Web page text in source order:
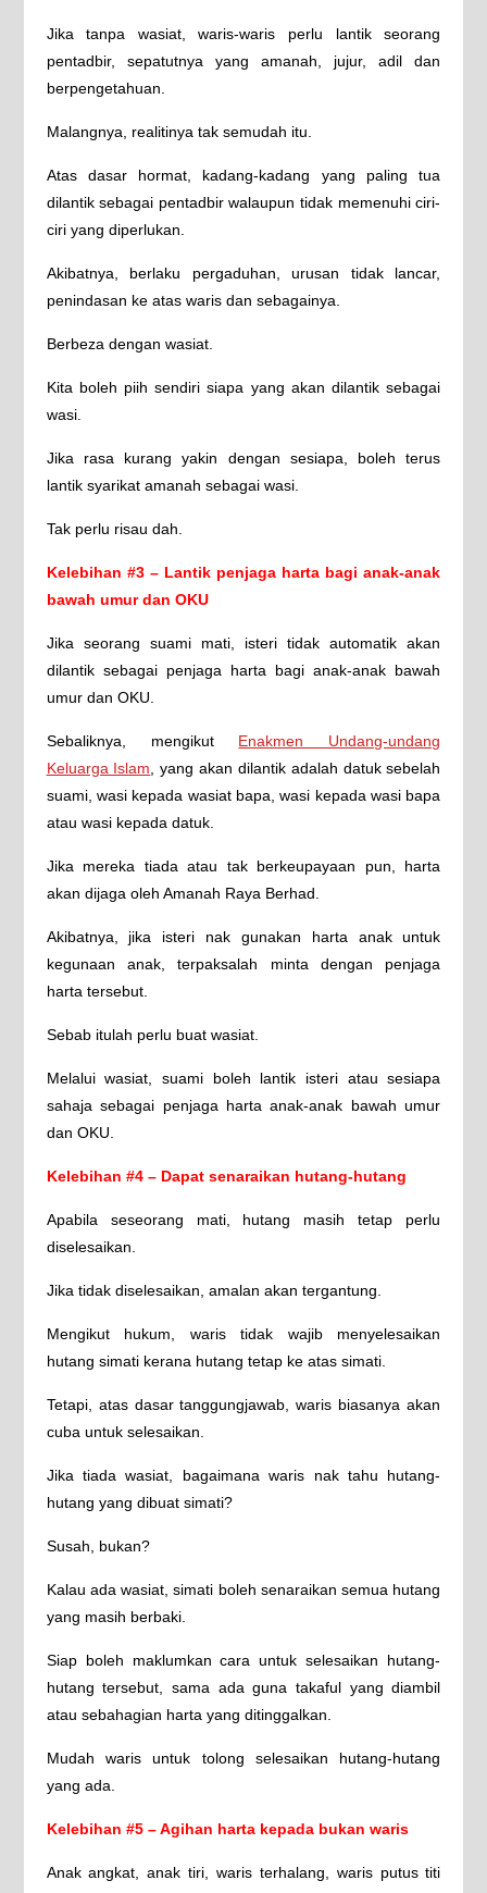
Jika tanpa wasiat, waris-waris perlu lantik seorang
pentadbir, sepatutnya yang amanah, jujur, adil dan
berpengetahuan.
Malangnya, realitinya tak semudah itu.
Atas dasar hormat, kadang-kadang yang paling tua
dilantik sebagai pentadbir walaupun tidak memenuhi ciri-
ciri yang diperlukan.
Akibatnya, berlaku pergaduhan, urusan tidak lancar,
penindasan ke atas waris dan sebagainya.
Berbeza dengan wasiat.
Kita boleh piih sendiri siapa yang akan dilantik sebagai
wasi.
Jika rasa kurang yakin dengan sesiapa, boleh terus
lantik syarikat amanah sebagai wasi.
Tak perlu risau dah.
Kelebihan #3 – Lantik penjaga harta bagi anak-anak
bawah umur dan OKU
Jika seorang suami mati, isteri tidak automatik akan
dilantik sebagai penjaga harta bagi anak-anak bawah
umur dan OKU.
Sebaliknya, mengikut Enakmen Undang-undang
Keluarga Islam , yang akan dilantik adalah datuk sebelah
suami, wasi kepada wasiat bapa, wasi kepada wasi bapa
atau wasi kepada datuk.
Jika mereka tiada atau tak berkeupayaan pun, harta
akan dijaga oleh Amanah Raya Berhad.
Akibatnya, jika isteri nak gunakan harta anak untuk
kegunaan anak, terpaksalah minta dengan penjaga
harta tersebut.
Sebab itulah perlu buat wasiat.
Melalui wasiat, suami boleh lantik isteri atau sesiapa
sahaja sebagai penjaga harta anak-anak bawah umur
dan OKU.
Kelebihan #4 – Dapat senaraikan hutang-hutang
Apabila seseorang mati, hutang masih tetap perlu
diselesaikan.
Jika tidak diselesaikan, amalan akan tergantung.
Mengikut hukum, waris tidak wajib menyelesaikan
hutang simati kerana hutang tetap ke atas simati.
Tetapi, atas dasar tanggungjawab, waris biasanya akan
cuba untuk selesaikan.
Jika tiada wasiat, bagaimana waris nak tahu hutang-
hutang yang dibuat simati?
Susah, bukan?
Kalau ada wasiat, simati boleh senaraikan semua hutang
yang masih berbaki.
Siap boleh maklumkan cara untuk selesaikan hutang-
hutang tersebut, sama ada guna takaful yang diambil
atau sebahagian harta yang ditinggalkan.
Mudah waris untuk tolong selesaikan hutang-hutang
yang ada.
Kelebihan #5 – Agihan harta kepada bukan waris
Anak angkat, anak tiri, waris terhalang, waris putus titi